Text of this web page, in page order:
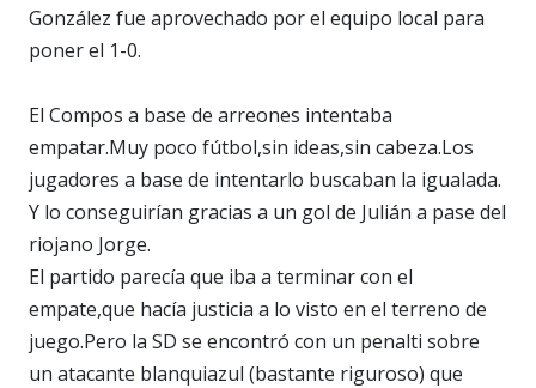
González fue aprovechado por el equipo local para
poner el 1-0.
El Compos a base de arreones intentaba
empatar.Muy poco fútbol,sin ideas,sin cabeza.Los
jugadores a base de intentarlo buscaban la igualada.
Y lo conseguirían gracias a un gol de Julián a pase del
riojano Jorge.
El partido parecía que iba a terminar con el
empate,que hacía justicia a lo visto en el terreno de
juego.Pero la SD se encontró con un penalti sobre
un atacante blanquiazul (bastante riguroso) que